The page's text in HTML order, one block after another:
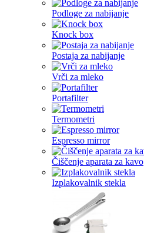
Podloge za nabijanje
Knock box
Postaja za nabijanje
Vrči za mleko
Portafilter
Termometri
Espresso mirror
Čiščenje aparata za kavo
Izplakovalnik stekla